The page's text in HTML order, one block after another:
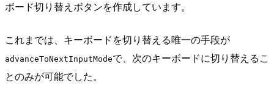
ボード切り替えボタンを作成しています。
これまでは、キーボードを切り替える唯一の手段が
advanceToNextInputModeで、次のキーボードに切り替えるこ
とのみが可能でした。